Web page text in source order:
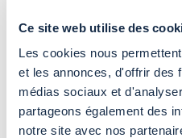
Ce site web utilise des
Les cookies nous
et les annonces, d'offrir des
médias sociaux et
partageons également des
notre site avec nos
PVC